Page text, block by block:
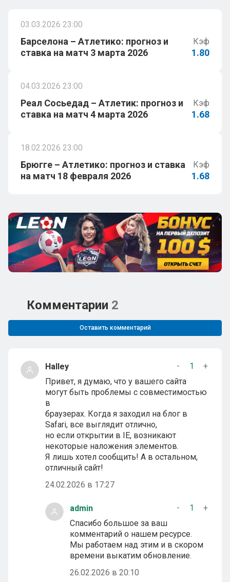
03.03.2026 23:00
Барселона – Атлетико: прогноз и
ставка на матч 3 марта 2026
Кэф
1.80
04.03.2026 23:00
Реал Сосьедад – Атлетик: прогноз и
ставка на матч 4 марта 2026
Кэф
1.68
18.02.2026 23:00
Брюгге – Атлетико: прогноз и ставка
на матч 18 февраля 2026
Кэф
1.68
Комментарии 2
Оставить комментарий
Halley - 1
+
Привет, я думаю, что у вашего сайта
могут быть проблемы с совместимостью
в
браузерах. Когда я заходил на блог в
Safari, все выглядит отлично,
но если открытии в IE, возникают
некоторые наложения элементов.
Я лишь хотел сообщить! А в остальном,
отличный сайт!
24.02.2026 в 17:27
admin - 1
+
Спасибо большое за ваш
комментарий о нашем ресурсе.
Мы работаем над этим и в скором
времени выкатим обновление.
26.02.2026 в 20:10